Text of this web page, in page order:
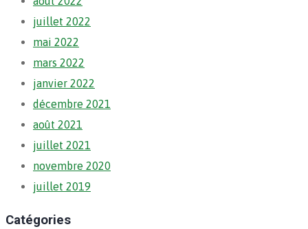
juillet 2022
mai 2022
mars 2022
janvier 2022
décembre 2021
août 2021
juillet 2021
novembre 2020
juillet 2019
Catégories